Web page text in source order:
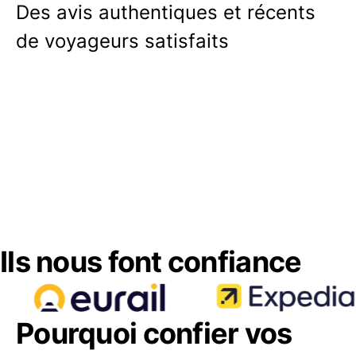
Des avis authentiques et récents
de voyageurs satisfaits
Ils nous font confiance
Pourquoi confier vos